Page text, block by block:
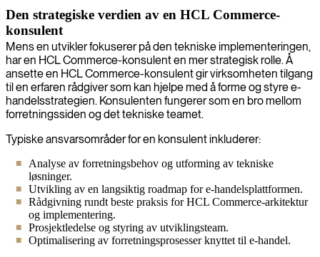
Den strategiske verdien av en HCL Commerce-
konsulent
Mens en utvikler fokuserer på den tekniske implementeringen,
har en HCL Commerce-konsulent en mer strategisk rolle. Å
ansette en HCL Commerce-konsulent gir virksomheten tilgang
til en erfaren rådgiver som kan hjelpe med å forme og styre e-
handelsstrategien. Konsulenten fungerer som en bro mellom
forretningssiden og det tekniske teamet.
Typiske ansvarsområder for en konsulent inkluderer:
Analyse av forretningsbehov og utforming av tekniske
løsninger.
Utvikling av en langsiktig roadmap for e-handelsplattformen.
Rådgivning rundt beste praksis for HCL Commerce-arkitektur
og implementering.
Prosjektledelse og styring av utviklingsteam.
Optimalisering av forretningsprosesser knyttet til e-handel.